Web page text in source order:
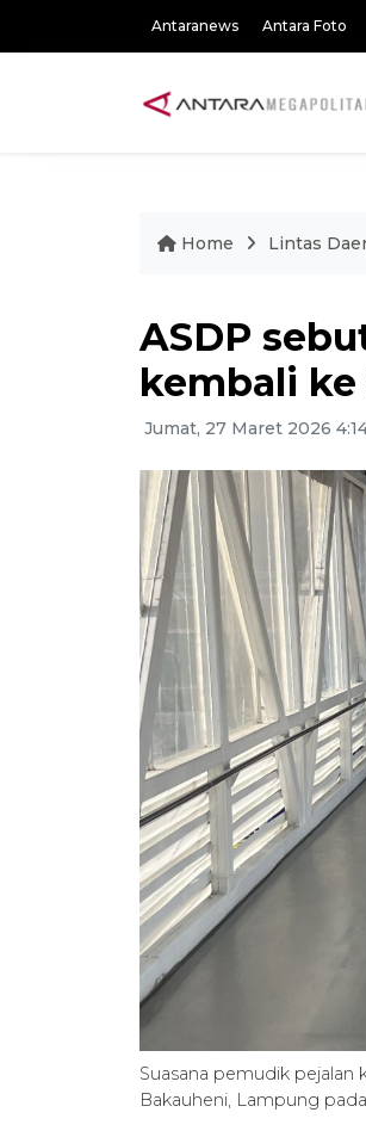
Antaranews Antara Foto
Home Lintas
ASDP
kembali ke
Jumat, 27 Maret 2026
Suasana pemudik pejalan
Bakauheni, Lampung